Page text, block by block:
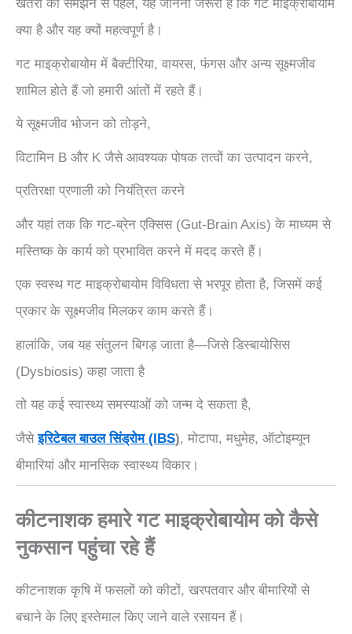
खतरों को समझने से पहले, यह जानना जरूरी है कि गट माइक्रोबायोम
क्या है और यह क्यों महत्वपूर्ण है।
गट माइक्रोबायोम में बैक्टीरिया, वायरस, फंगस और अन्य सूक्ष्मजीव
शामिल होते हैं जो हमारी आंतों में रहते हैं।
ये सूक्ष्मजीव भोजन को तोड़ने,
विटामिन B और K जैसे आवश्यक पोषक तत्वों का उत्पादन करने,
प्रतिरक्षा प्रणाली को नियंत्रित करने
और यहां तक कि गट-ब्रेन एक्सिस (Gut-Brain Axis) के माध्यम से
मस्तिष्क के कार्य को प्रभावित करने में मदद करते हैं।
एक स्वस्थ गट माइक्रोबायोम विविधता से भरपूर होता है, जिसमें कई
प्रकार के सूक्ष्मजीव मिलकर काम करते हैं।
हालांकि, जब यह संतुलन बिगड़ जाता है—जिसे डिस्बायोसिस
(Dysbiosis) कहा जाता है
तो यह कई स्वास्थ्य समस्याओं को जन्म दे सकता है,
जैसेइरिटेबल बाउल सिंड्रोम (IBS), मोटापा, मधुमेह, ऑटोइम्यून
बीमारियां और मानसिक स्वास्थ्य विकार।
कीटनाशक हमारे गट माइक्रोबायोम को कैसे
नुकसान पहुंचा रहे हैं
कीटनाशक कृषि में फसलों को कीटों, खरपतवार और बीमारियों से
बचाने के लिए इस्तेमाल किए जाने वाले रसायन हैं।